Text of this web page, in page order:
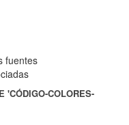
fuentes
'CÓDIGO-COLORES-